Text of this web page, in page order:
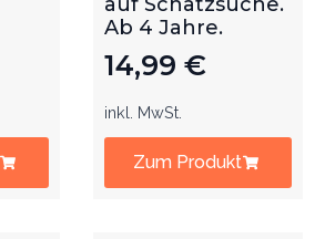
Ab 4 Jahre.
14,99 €
inkl. MwSt.
Zum Produkt